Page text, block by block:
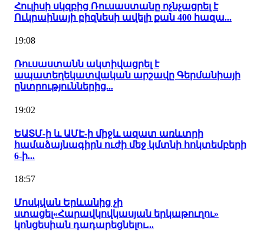
Հուլիսի սկզբից Ռուսաստանը ոչնչացրել է
Ուկրաինայի բիզնեսի ավելի քան 400 հազա...
19:08
Ռուսաստանն ակտիվացրել է
ապատեղեկատվական արշավը Գերմանիայի
ընտրություններից...
19:02
ԵԱՏՄ-ի և ԱՄԷ-ի միջև ազատ առևտրի
համաձայնագիրն ուժի մեջ կմտնի հոկտեմբերի
6-ի...
18:57
Մոսկվան Երևանից չի
ստացել«Հարավկովկասյան երկաթուղու»
կոնցեսիան դադարեցնելու...